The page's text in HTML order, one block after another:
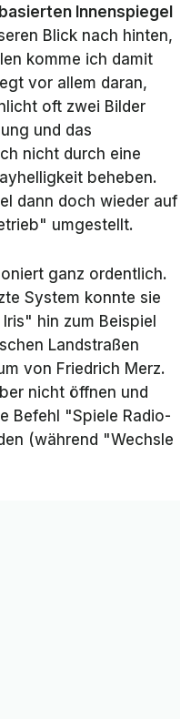
Innenspiegel
Blick nach hinten,
komme ich damit
vor allem daran,
oft zwei Bilder
und das
nicht durch eine
beheben.
dann doch wieder auf
umgestellt.
ganz ordentlich.
System konnte sie
hin zum Beispiel
Landstraßen
von Friedrich Merz.
nicht öffnen und
Befehl "Spiele Radio-
(während "Wechsle